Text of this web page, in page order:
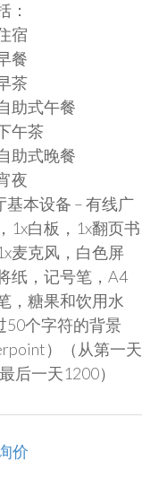
：
宿
餐
茶
助式午餐
午茶
助式晚餐
夜
基本设备 – 有线广
1x白板，1x翻页书
麦克风，白色屏
纸，记号笔，A4
，糖果和饮用水
50个字符的背景
）（从第一天
后一天1200）
价